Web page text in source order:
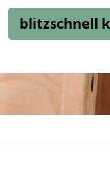
blitzschnell